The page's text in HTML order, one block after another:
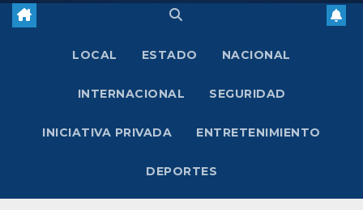
LOCAL ESTADO NACIONAL
INTERNACIONAL SEGURIDAD
INICIATIVA PRIVADA ENTRETENIMIENTO
DEPORTES